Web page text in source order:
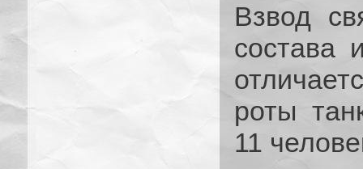
Взвод
состава
роты
11